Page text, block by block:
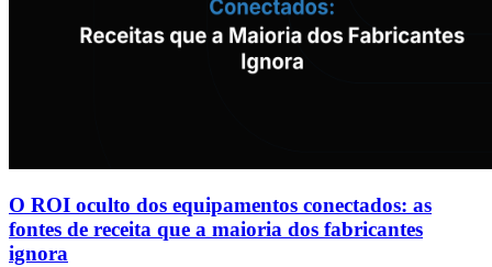
O ROI oculto dos equipamentos conectados: as
fontes de receita que a maioria dos fabricantes
ignora